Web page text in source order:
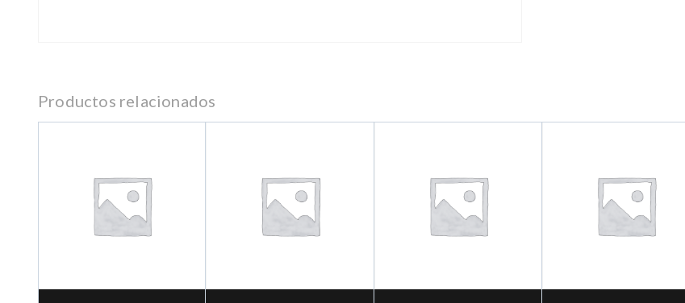
Productos relacionados